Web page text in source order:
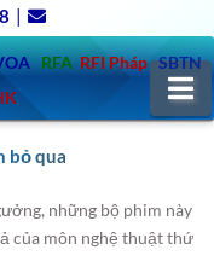
|
RFA RFI Pháp SBTN
bỏ qua
những bộ phim này
của môn nghệ thuật thứ